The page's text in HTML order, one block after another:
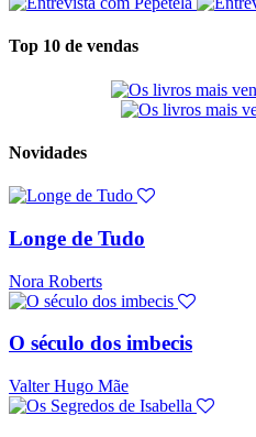
Top 10 de vendas
Novidades
Longe de Tudo
Nora Roberts
O século dos imbecis
Valter Hugo Mãe